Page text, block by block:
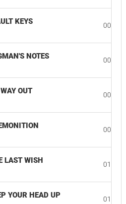
KEYS 00:18
NOTES 00:57
OUT 00:41
00:59
LAST WISH 01:14
YOUR HEAD UP 01:09